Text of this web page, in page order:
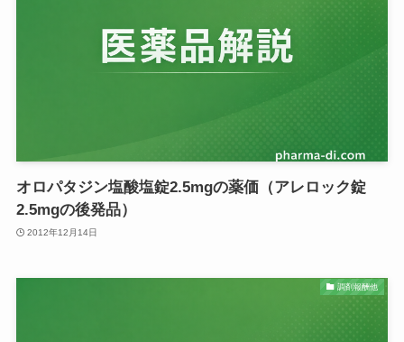
オロパタジン塩酸塩錠2.5mgの薬価（アレロック錠
2.5mgの後発品）
2012年12月14日
調剤報酬他